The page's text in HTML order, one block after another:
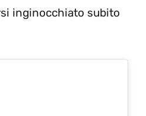
inginocchiato subito